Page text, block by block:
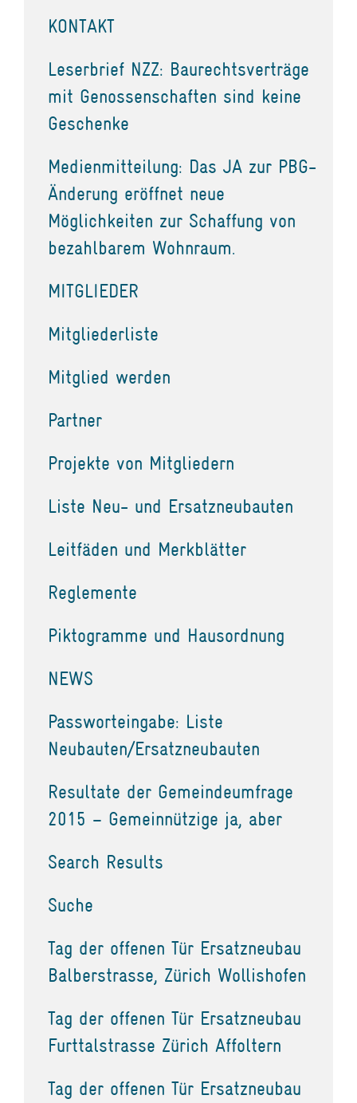
KONTAKT
Leserbrief NZZ: Baurechtsverträge
mit Genossenschaften sind keine
Geschenke
Medienmitteilung: Das JA zur PBG-
Änderung eröffnet neue
Möglichkeiten zur Schaffung von
bezahlbarem Wohnraum.
MITGLIEDER
Mitgliederliste
Mitglied werden
Partner
Projekte von Mitgliedern
Liste Neu- und Ersatzneubauten
Leitfäden und Merkblätter
Reglemente
Piktogramme und Hausordnung
NEWS
Passworteingabe: Liste
Neubauten/Ersatzneubauten
Resultate der Gemeindeumfrage
2015 – Gemeinnützige ja, aber
Search Results
Suche
Tag der offenen Tür Ersatzneubau
Balberstrasse, Zürich Wollishofen
Tag der offenen Tür Ersatzneubau
Furttalstrasse Zürich Affoltern
Tag der offenen Tür Ersatzneubau